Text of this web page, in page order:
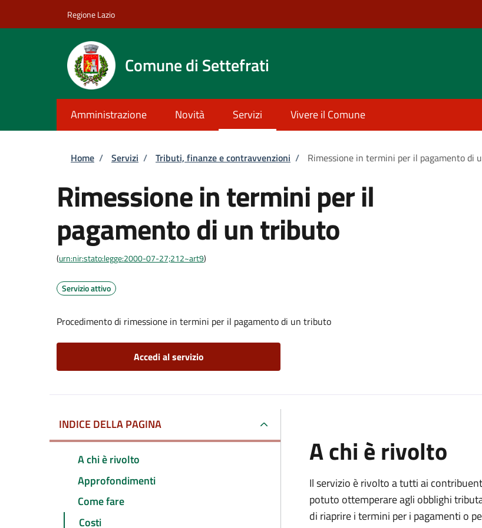
Regione Lazio
Comune di Settefrati
Amministrazione Novità Servizi Vivere il Comune
Briciole di pane
Home / Servizi / Tributi, finanze e contravvenzioni / Rimessione in termini per il pagamento di
Rimessione in termini per il
pagamento di un tributo
(urn:nir:stato:legge:2000-07-27;212~art9)
Servizio attivo
Procedimento di rimessione in termini per il pagamento di un tributo
Accedi al servizio
INDICE DELLA PAGINA
A chi è rivolto
Approfondimenti
Come fare
Costi
A chi è rivolto
Il servizio è rivolto a tutti ai
potuto ottemperare agli obblighi
di riaprire i termini per i pagamenti o